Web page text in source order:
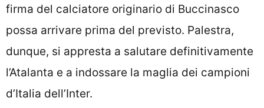
firma del calciatore originario di Buccinasco
possa arrivare prima del previsto. Palestra,
dunque, si appresta a salutare definitivamente
l’Atalanta e a indossare la maglia dei campioni
d’Italia dell’Inter.